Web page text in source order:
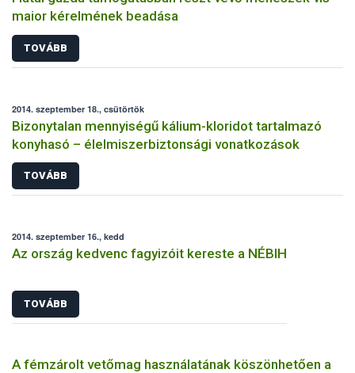
maior kérelmének beadása
TOVÁBB
2014. szeptember 18., csütörtök
Bizonytalan mennyiségű kálium-kloridot tartalmazó
konyhasó – élelmiszerbiztonsági vonatkozások
TOVÁBB
2014. szeptember 16., kedd
Az ország kedvenc fagyizóit kereste a NÉBIH
TOVÁBB
A fémzárolt vetőmag használatának köszönhetően a